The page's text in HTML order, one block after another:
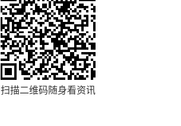
扫描二维码随身看资讯